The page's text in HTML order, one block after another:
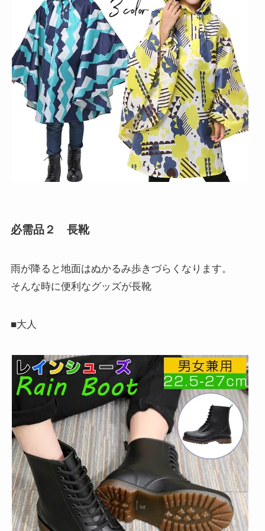
必需品２ 長靴
雨が降ると地面はぬかるみ歩きづらくなります。
そんな時に便利なグッズが長靴
■大人